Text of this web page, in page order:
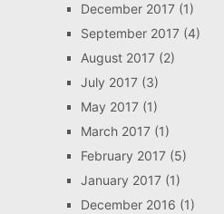
December 2017(1)
September 2017(4)
August 2017(2)
July 2017(3)
May 2017(1)
March 2017(1)
February 2017(5)
January 2017(1)
December 2016 (1)